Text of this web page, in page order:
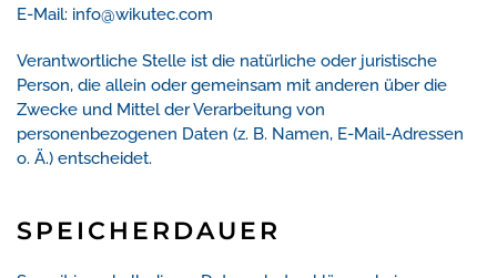
E-Mail: info@wikutec.com
Verantwortliche Stelle ist die natürliche oder juristische
Person, die allein oder gemeinsam mit anderen über die
Zwecke und Mittel der Verarbeitung von
personenbezogenen Daten (z. B. Namen, E-Mail-Adressen
o. Ä.) entscheidet.
SPEICHERDAUER